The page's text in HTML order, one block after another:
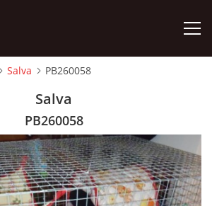
Salva PB260058
Salva
PB260058